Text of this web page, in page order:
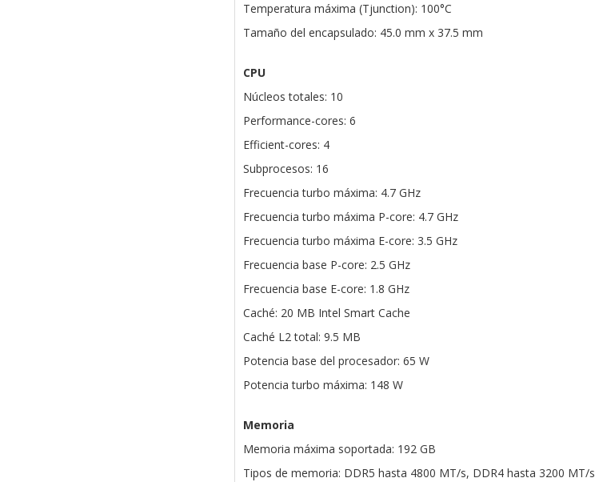
Temperatura máxima (Tjunction): 100°C
Tamaño del encapsulado: 45.0 mm x 37.5 mm
CPU
Núcleos totales: 10
Performance-cores: 6
Efficient-cores: 4
Subprocesos: 16
Frecuencia turbo máxima: 4.7 GHz
Frecuencia turbo máxima P-core: 4.7 GHz
Frecuencia turbo máxima E-core: 3.5 GHz
Frecuencia base P-core: 2.5 GHz
Frecuencia base E-core: 1.8 GHz
Caché: 20 MB Intel Smart Cache
Caché L2 total: 9.5 MB
Potencia base del procesador: 65 W
Potencia turbo máxima: 148 W
Memoria
Memoria máxima soportada: 192 GB
Tipos de memoria: DDR5 hasta 4800 MT/s, DDR4 hasta 3200 MT/s